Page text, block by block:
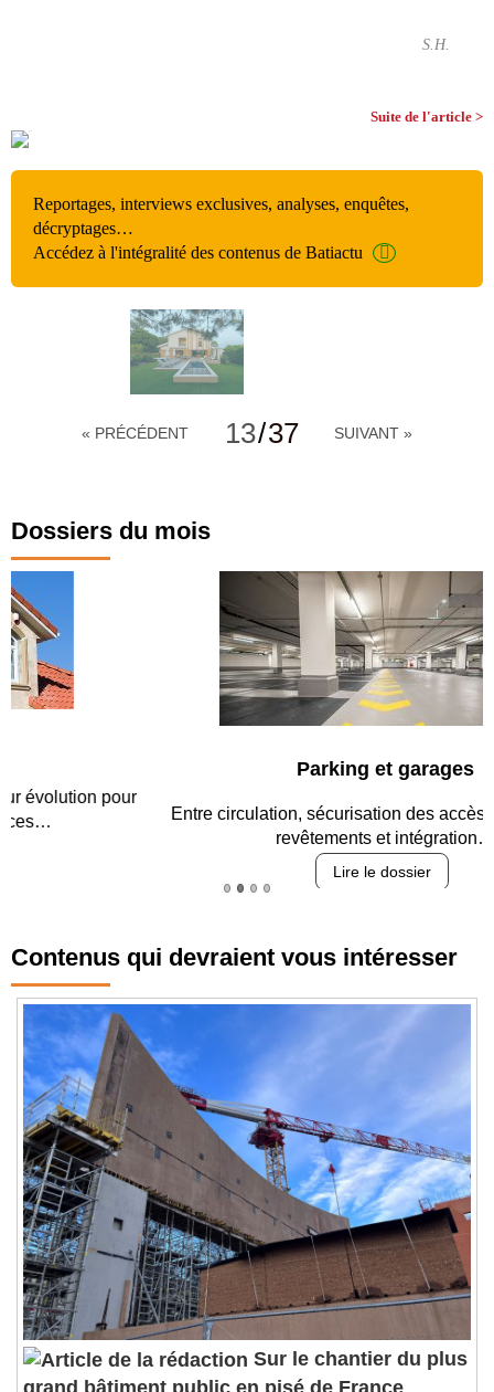
S.H.
Suite de l'article >
Reportages, interviews exclusives, analyses, enquêtes,
décryptages…
Accédez à l'intégralité des contenus de Batiactu
« PRÉCÉDENT 13/37 SUIVANT »
Dossiers du mois
Parking et garages
Entre circulation, sécurisation des accès, durabilité des
revêtements et intégration…
Contenus qui devraient vous intéresser
Sur le chantier du plus